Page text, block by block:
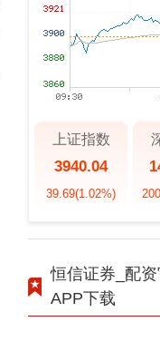
上证指数
3940.04
39.69(1.02%)
恒信证券_配
APP下载